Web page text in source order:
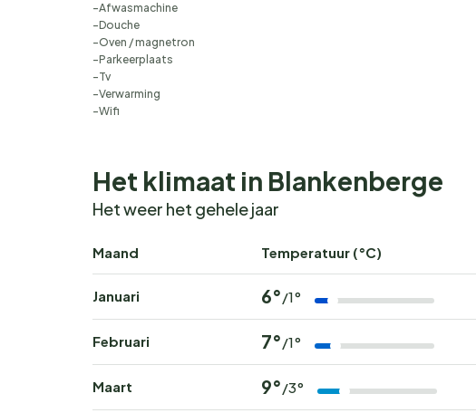
Afwasmachine
Douche
Oven / magnetron
Parkeerplaats
Tv
Verwarming
Wifi
Het klimaat in Blankenberge
Het weer het gehele jaar
Maand Temperatuur (°C)
Januari 6° /1°
Februari 7° /1°
Maart 9° /3°